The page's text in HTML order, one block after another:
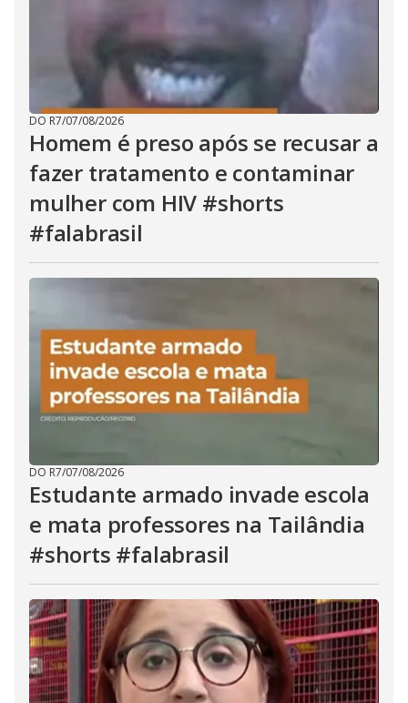
DO R7/07/08/2026
Homem é preso após se recusar a
fazer tratamento e contaminar
mulher com HIV #shorts
#falabrasil
DO R7/07/08/2026
Estudante armado invade escola
e mata professores na Tailândia
#shorts #falabrasil